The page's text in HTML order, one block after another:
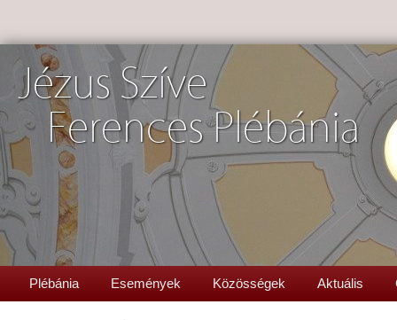
Jézus Szíve
Ferences Plébánia
Plébánia Események Közösségek Aktuális